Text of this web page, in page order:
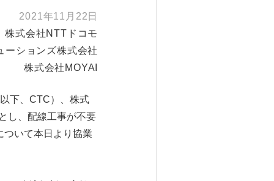
2021年11月22日
株式会社NTTドコモ
ーションズ株式会社
株式会社MOYAI
下、CTC）、株式
し、配線工事が不要
ついて本日より協業